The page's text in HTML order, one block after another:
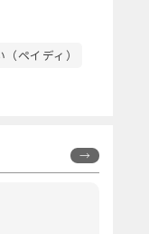
ペイディ）